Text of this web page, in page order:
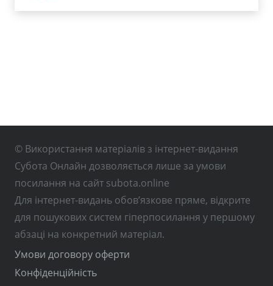
© Використання матеріалів з інтернет-видання
Субота Онлайн дозволяється лише за умови
посилання на сайт subota.online
Для інтернет-видань обов’язкове пряме, відкрите
для пошукових систем гіперпосилання у першому
абзаці на конкретний матеріал.
Умови договору оферти
Конфіденційність